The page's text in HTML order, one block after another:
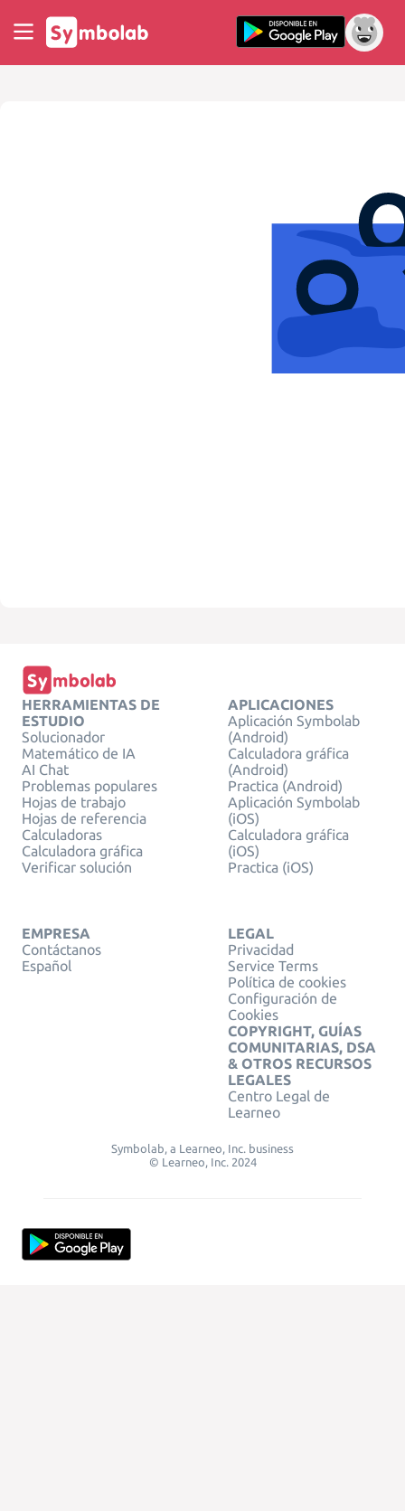
HERRAMIENTAS DE
ESTUDIO
Solucionador
Matemático de IA
AI Chat
Problemas populares
Hojas de trabajo
Hojas de referencia
Calculadoras
Calculadora gráfica
Verificar solución
APLICACIONES
Aplicación Symbolab
(Android)
Calculadora gráfica
(Android)
Practica (Android)
Aplicación Symbolab
(iOS)
Calculadora gráfica
(iOS)
Practica (iOS)
EMPRESA
Contáctanos
Español
LEGAL
Privacidad
Service Terms
Política de cookies
Configuración de
Cookies
COPYRIGHT, GUÍAS
COMUNITARIAS, DSA
& OTROS RECURSOS
LEGALES
Centro Legal de
Learneo
Symbolab, a Learneo, Inc. business
© Learneo, Inc. 2024